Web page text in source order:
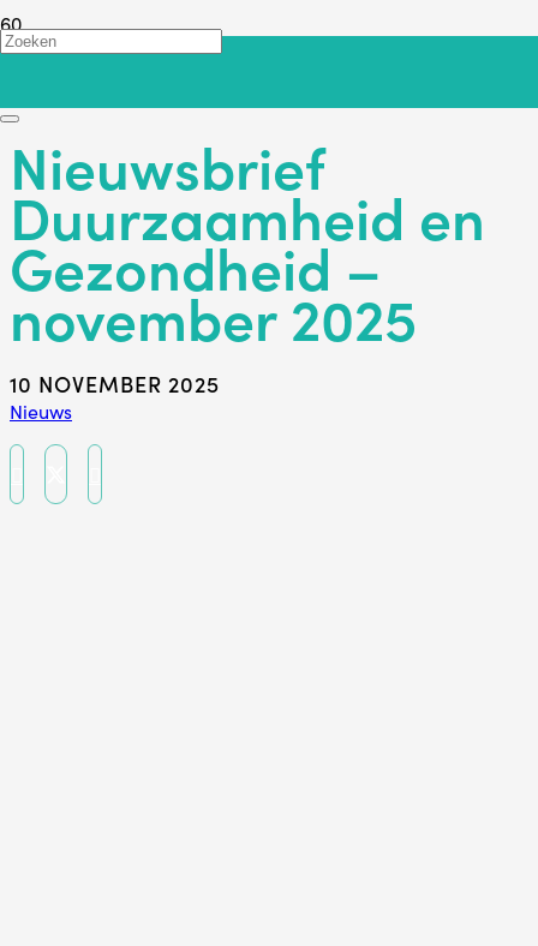
Nieuwsbrief
Duurzaamheid en
Gezondheid –
november 2025
10 NOVEMBER 2025
Nieuws